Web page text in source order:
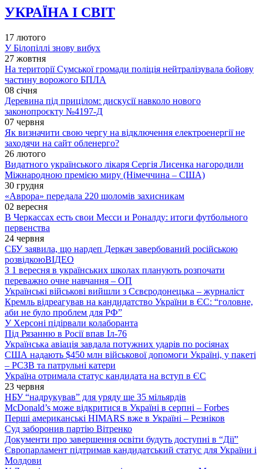
УКРАЇНА І СВІТ
17 лютого
У Білопіллі знову вибух
27 жовтня
На території Сумської громади поліція нейтралізувала бойову
частину ворожого БПЛА
08 січня
Деревина під прицілом: дискусії навколо нового
законопроєкту №4197-Д
07 червня
Як визначити свою чергу на відключення електроенергії не
заходячи на сайт обленерго?
26 лютого
Видатного українського лікаря Сергія Лисенка нагородили
Міжнародною премією миру (Німеччина – США)
30 грудня
«Аврора» передала 220 шоломів захисникам
02 вересня
В Черкассах есть свои Месси и Роналду: итоги футбольного
первенства
24 червня
СБУ заявила, що нардеп Деркач завербований російською
розвідкоюВІДЕО
З 1 вересня в українських школах планують розпочати
переважно очне навчання – ОП
Українські військові вийшли з Сєвєродонецька – журналіст
Кремль відреагував на кандидатство України в ЄС: “головне,
аби не було проблем для РФ”
У Херсоні підірвали колаборанта
Під Рязанню в Росії впав Іл-76
Українська авіація завдала потужних ударів по росіянах
США надають $450 млн військової допомоги Україні, у пакеті
– РСЗВ та патрульні катери
Україна отримала статус кандидата на вступ в ЄС
23 червня
НБУ “надрукував” для уряду ще 35 мільярдів
McDonald’s може відкритися в Україні в серпні – Forbes
Перші американські HIMARS вже в Україні – Резніков
Суд заборонив партію Вітренко
Документи про завершення освіти будуть доступні в “Дії”
Європарламент підтримав кандидатський статус для України і
Молдови